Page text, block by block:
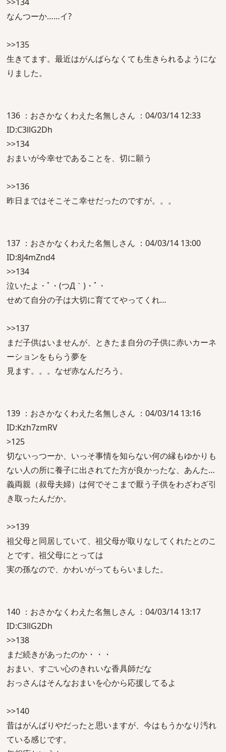
なんつーか……イ?
>>135
生きてます。最近はがんばらなくても生きられるようにな
りました。
136 ：おさかなくわえた名無しさん ：04/03/14 12:33
ID:C3llG2Dh
>>134
おまいが今幸せであることを、切に願う
>>136
昨日まではそこそこ幸せだったのですが。。。
137 ：おさかなくわえた名無しさん ：04/03/14 13:00
ID:8J4mZnd4
>>134
泣いたよ・ﾟ・(つД｀)・ﾟ・
せめて自分の子は大切に育ててやってくれ…
>>137
まだ子供はいませんが、ときたま自分の子供に赤いカーネ
ーションをもらう夢を
見ます。。。なぜ赤なんだろう。
139 ：おさかなくわえた名無しさん ：04/03/14 13:16
ID:Kzh7zmRV
>125
切ないっつーか、いっそ事情を知らない何の縁もゆかりも
ない人の所に養子に出されてた方が良かったな、あんた…
義両親（叔母夫婦）は何でそこまで厭う子供をわざわざ引
き取ったんだか。
>>139
祖父母と同居していて、祖父母が取りなしてくれたとのこ
とです。祖父母にとっては
実の孫なので、かわいがってもらいました。
140 ：おさかなくわえた名無しさん ：04/03/14 13:17
ID:C3llG2Dh
>>138
まだ続きがあったのか・・・
おまい、すごい心のきれいな香具師だな
おっさんはそんなおまいを心から応援してるよ
>>140
昔はがんばりやだったと思いますが、今はもうかなり汚れ
ている感じです。